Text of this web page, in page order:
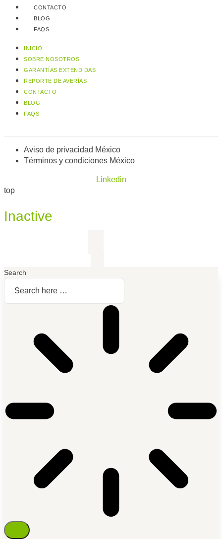
CONTACTO
BLOG
FAQS
INICIO
SOBRE NOSOTROS
GARANTÍAS EXTENDIDAS
REPORTE DE AVERÍAS
CONTACTO
BLOG
FAQS
Aviso de privacidad México
Términos y condiciones México
Linkedin
top
Inactive
Search